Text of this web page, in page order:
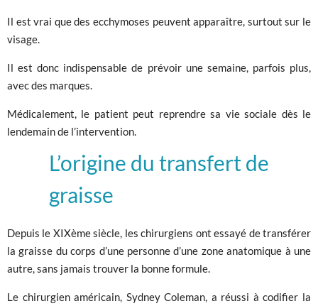
Il est vrai que des ecchymoses peuvent apparaître, surtout sur le
visage.
Il est donc indispensable de prévoir une semaine, parfois plus,
avec des marques.
Médicalement, le patient peut reprendre sa vie sociale dès le
lendemain de l’intervention.
L’origine du transfert de
graisse
Depuis le XIXème siècle, les chirurgiens ont essayé de transférer
la graisse du corps d’une personne d’une zone anatomique à une
autre, sans jamais trouver la bonne formule.
Le chirurgien américain, Sydney Coleman, a réussi à codifier la